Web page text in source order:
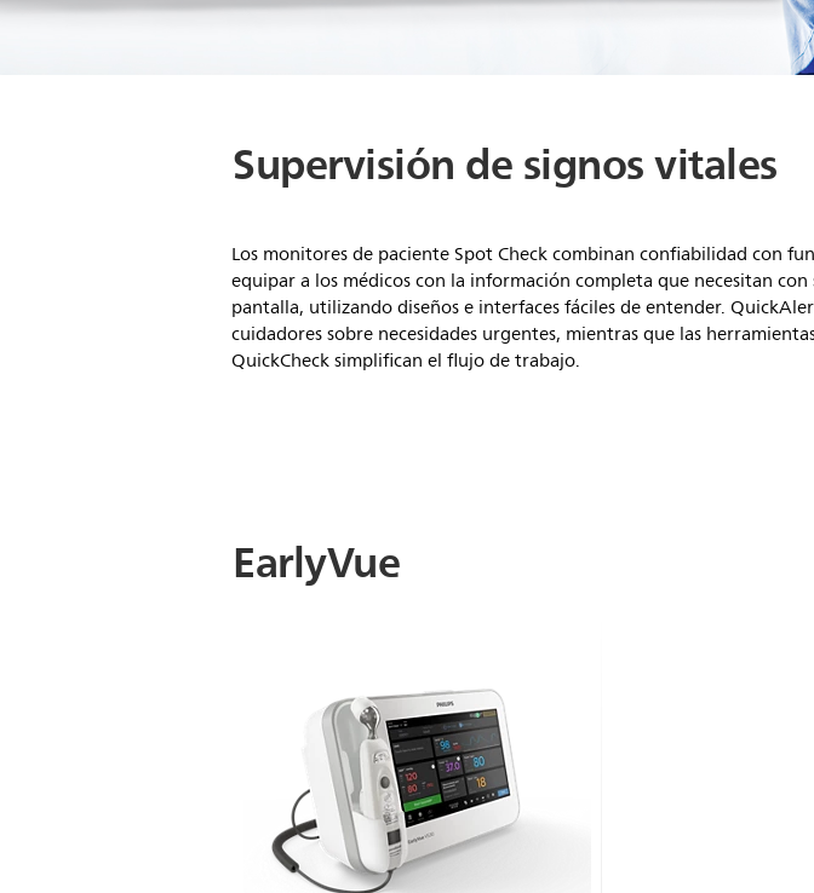
Supervisión de signos vitales
Los monitores de paciente Spot Check combinan confiabilidad con
equipar a los médicos con la información completa que necesitan
pantalla, utilizando diseños e interfaces fáciles de entender.
cuidadores sobre necesidades urgentes, mientras que las
QuickCheck simplifican el flujo de trabajo.
EarlyVue